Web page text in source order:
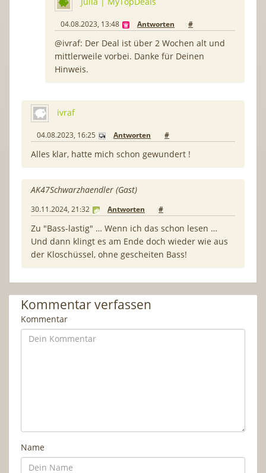
04.08.2023, 13:48 Antworten #
@ivraf: Der Deal ist über 2 Wochen alt und
mittlerweile vorbei. Danke für Deinen
Hinweis.
ivraf
04.08.2023, 16:25 Antworten #
Alles klar, hatte mich schon gewundert !
AK47Schwarzhaendler (Gast)
30.11.2024, 21:32 Antworten #
Zu "Bass-lastig" … Wenn ich das schon lesen …
Und dann klingt es am Ende doch wieder wie aus
der Kloschüssel, ohne gescheiten Bass!
Kommentar verfassen
Kommentar
Name